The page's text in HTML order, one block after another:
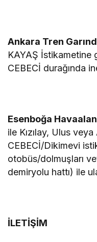
Ankara Tren
KAYAŞ İstikametine
CEBECİ durağında
Esenboğa
ile Kızılay, Ulus
CEBECİ/Dikimevi
otobüs/dolmuşları
demiryolu hattı) ile
İLETİŞİM